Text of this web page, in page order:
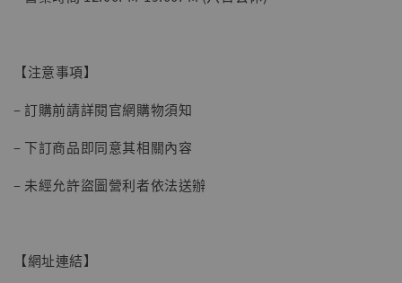
【注意事項】
– 訂購前請詳閱官網購物須知
– 下訂商品即同意其相關內容
– 未經允許盜圖營利者依法送辦
【網址連結】